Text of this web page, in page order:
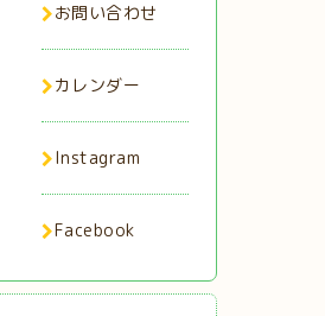
お問い合わせ
カレンダー
Instagram
Facebook